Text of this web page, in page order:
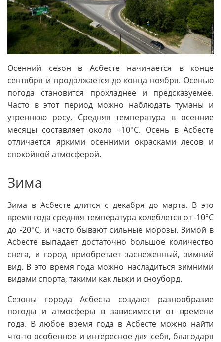
Осенний сезон в Асбесте начинается в конце
сентября и продолжается до конца ноября. Осенью
погода становится прохладнее и предсказуемее.
Часто в этот период можно наблюдать туманы и
утреннюю росу. Средняя температура в осенние
месяцы составляет около +10°C. Осень в Асбесте
отличается яркими осенними окрасками лесов и
спокойной атмосферой.
Зима
Зима в Асбесте длится с декабря до марта. В это
время года средняя температура колеблется от -10°C
до -20°C, и часто бывают сильные морозы. Зимой в
Асбесте выпадает достаточно большое количество
снега, и город приобретает заснеженный, зимний
вид. В это время года можно насладиться зимними
видами спорта, такими как лыжи и сноуборд.
Сезоны города Асбеста создают разнообразие
погоды и атмосферы в зависимости от времени
года. В любое время года в Асбесте можно найти
что-то особенное и интересное для себя, благодаря